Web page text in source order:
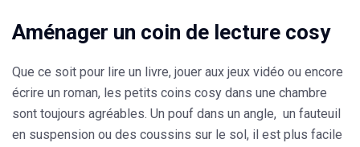
Aménager un coin de lecture cosy
Que ce soit pour lire un livre, jouer aux jeux vidéo ou encore
écrire un roman, les petits coins cosy dans une chambre
sont toujours agréables. Un pouf dans un angl e, un fauteuil
en suspension ou des coussins sur le sol , il est plus facile